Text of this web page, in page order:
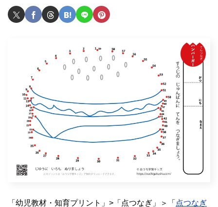
「幼児教材・知育プリント」>「点つなぎ」＞「 点つなぎ